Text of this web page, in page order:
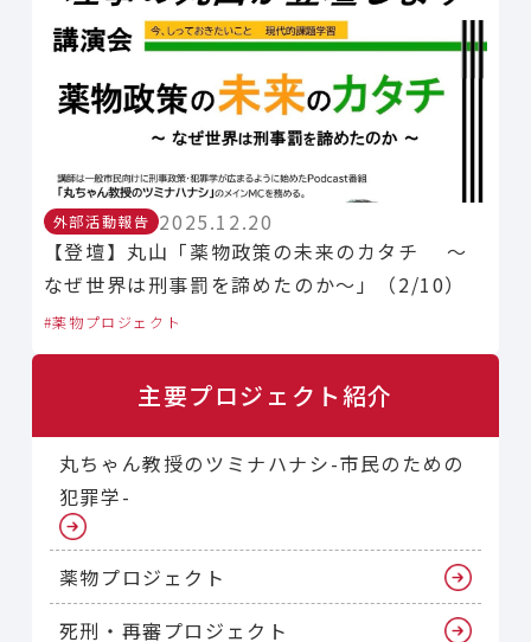
外部活動報告 2025.12.20
【登壇】丸山「薬物政策の未来のカタチ 〜
なぜ世界は刑事罰を諦めたのか〜」（2/10）
薬物プロジェクト
主要プロジェクト紹介
丸ちゃん教授のツミナハナシ-市民のための
犯罪学-
薬物プロジェクト
死刑・再審プロジェクト